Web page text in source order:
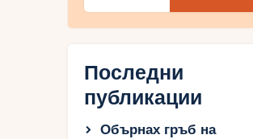
Последни
публикации
Обърнах гръб на